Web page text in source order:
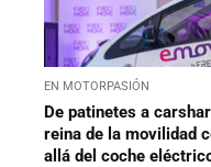
EN MOTORPASIÓN
De patinetes a
reina de la movilidad
allá del coche